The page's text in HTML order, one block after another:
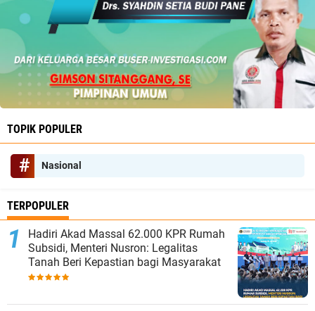
TOPIK POPULER
Nasional
TERPOPULER
Hadiri Akad Massal 62.000 KPR Rumah
Subsidi, Menteri Nusron: Legalitas
Tanah Beri Kepastian bagi Masyarakat